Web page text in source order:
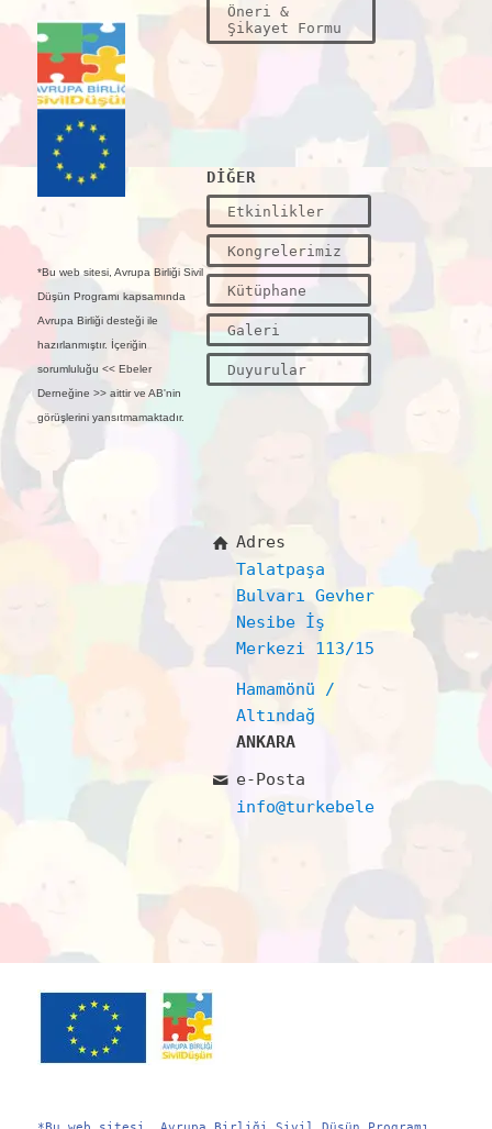
*Bu web sitesi, Avrupa Birliği Sivil
Düşün Programı kapsamında
Avrupa Birliği desteği ile
hazırlanmıştır. İçeriğin
sorumluluğu << Ebeler
Derneğine >> aittir ve AB'nin
görüşlerini yansıtmamaktadır.
Öneri &
Şikayet Formu
DİĞER
Etkinlikler
Kongrelerimiz
Kütüphane
Galeri
Duyurular
Adres
Talatpaşa
Bulvarı Gevher
Nesibe İş
Merkezi 113/15
Hamamönü /
Altındağ
ANKARA
e-Posta